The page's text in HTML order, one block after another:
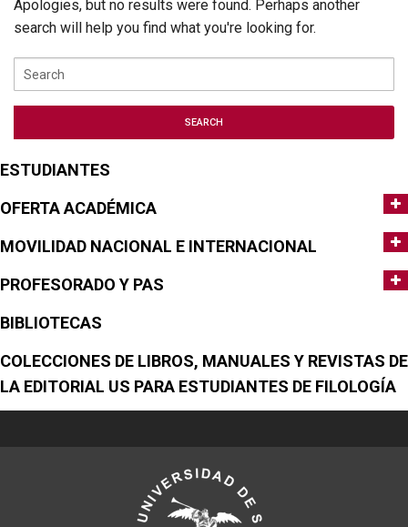
Apologies, but no results were found. Perhaps another
search will help you find what you're looking for.
ESTUDIANTES
OFERTA ACADÉMICA
MOVILIDAD NACIONAL E INTERNACIONAL
PROFESORADO Y PAS
BIBLIOTECAS
COLECCIONES DE LIBROS, MANUALES Y REVISTAS DE
LA EDITORIAL US PARA ESTUDIANTES DE FILOLOGÍA